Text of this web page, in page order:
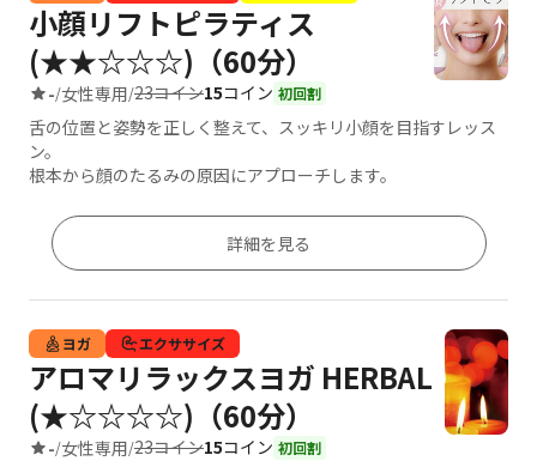
小顔リフトピラティス
(★★☆☆☆)（60分）
-/女性専用/23コイン15コイン 初回割
舌の位置と姿勢を正しく整えて、スッキリ小顔を目指すレッス
ン。
根本から顔のたるみの原因にアプローチします。
詳細を見る
ヨガ エクササイズ
アロマリラックスヨガ HERBAL
(★☆☆☆☆)（60分）
-/女性専用/23コイン15コイン 初回割